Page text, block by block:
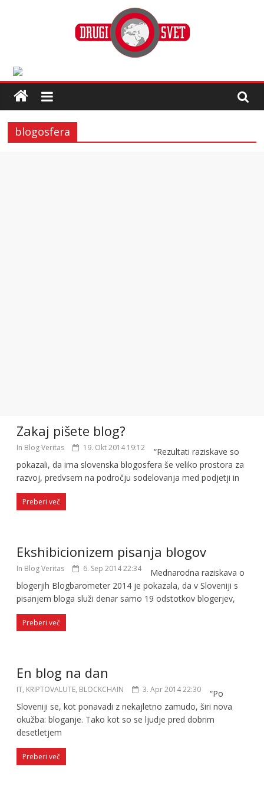
blogosfera
Zakaj pišete blog?
In Blog Veritas 19. Okt 2014 19:12
“Rezultati raziskave so
pokazali, da ima slovenska blogosfera še veliko prostora za
razvoj, predvsem na področju sodelovanja med podjetji in
Preberi več
Ekshibicionizem pisanja blogov
In Blog Veritas 6. Sep 2014 22:34
Mednarodna raziskava o
blogerjih Blogbarometer 2014 je pokazala, da v Sloveniji s
pisanjem bloga služi denar samo 19 odstotkov blogerjev,
Preberi več
En blog na dan
IT, KRIPTOVALUTE, BLOCKCHAIN 3. Apr 2014 22:30
“Po
Sloveniji se, kot ponavadi z nekajletno zamudo, širi nova
okužba: bloganje. Tako kot so se ljudje pred dobrim
desetletjem
Preberi več